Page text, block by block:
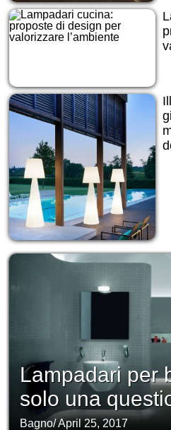
Lampadari per
solo una
Bagno/April 25, 2017